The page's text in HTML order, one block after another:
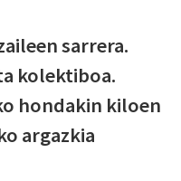
sarrera.
kolektiboa.
hondakin kiloen
argazkia